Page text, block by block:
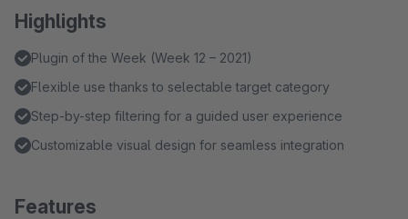
Highlights
Plugin of the Week (Week 12 – 2021)
Flexible use thanks to selectable target category
Step-by-step filtering for a guided user experience
Customizable visual design for seamless integration
Features